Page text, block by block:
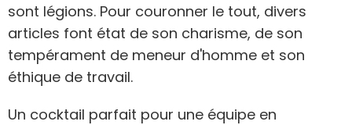
sont légions. Pour couronner le tout, divers
articles font état de son charisme, de son
tempérament de meneur d'homme et son
éthique de travail.
Un cocktail parfait pour une équipe en